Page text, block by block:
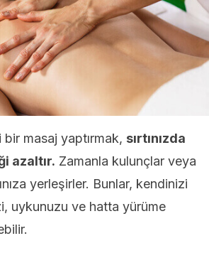
masaj yaptırmak, sırtınızda
azaltır. Zamanla kulunçlar veya
yerleşirler. Bunlar, kendinizi
uykunuzu ve hatta yürüme